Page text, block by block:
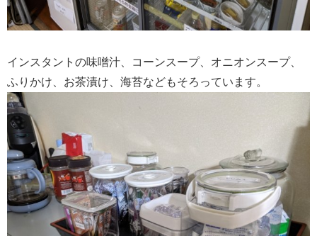
インスタントの味噌汁、コーンスープ、オニオンスープ、
ふりかけ、お茶漬け、海苔などもそろっています。